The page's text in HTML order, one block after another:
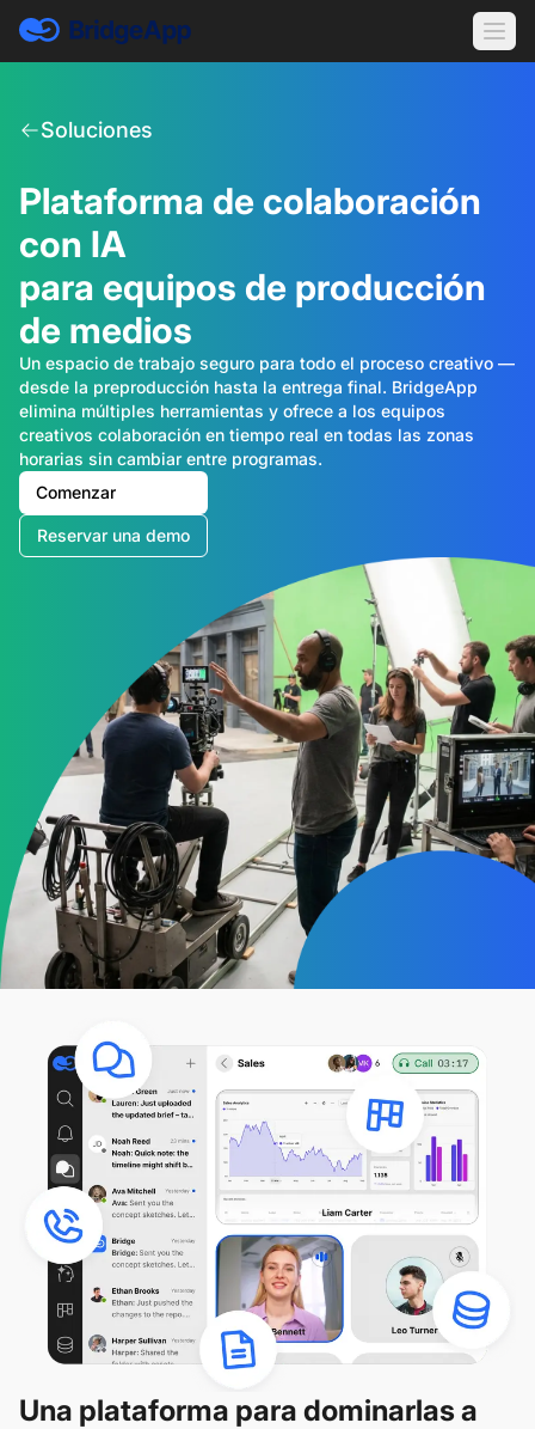
Soluciones
Plataforma de colaboración
con IA
para equipos de producción
de medios
Un espacio de trabajo seguro para todo el proceso creativo —
desde la preproducción hasta la entrega final. BridgeApp
elimina múltiples herramientas y ofrece a los equipos
creativos colaboración en tiempo real en todas las zonas
horarias sin cambiar entre programas.
Comenzar
Reservar una demo
Una plataforma para dominarlas a